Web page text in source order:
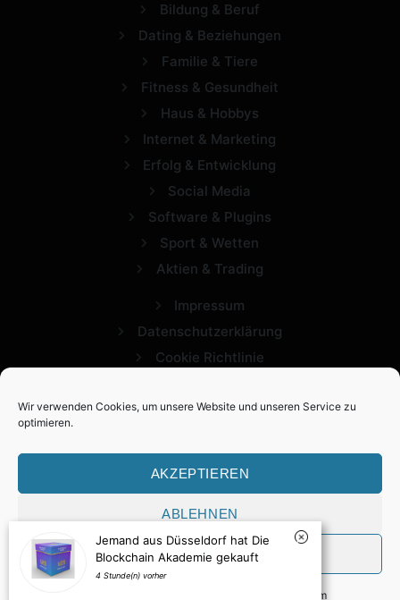
Wir verwenden Cookies, um unsere Website und unseren Service zu
optimieren.
AKZEPTIEREN
ABLEHNEN
VORLIEBEN
Impressum
Bildung & Beruf
Dating & Beziehungen
Familie & Tiere
Fitness & Gesundheit
Haus & Hobbys
Internet & Marketing
Erfolg & Entwicklung
Social Media
Software & Plugins
Sport & Wetten
Aktien & Trading
Impressum
Datenschutzerklärung
Cookie Richtlinie
2026 Expertview. Alle Rechte vorbehalten.
Jemand aus Düsseldorf hat Die
Blockchain Akademie gekauft
4 Stunde(n) vorher